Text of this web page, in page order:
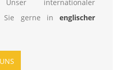
Unser internationaler
Sie gerne in englischer